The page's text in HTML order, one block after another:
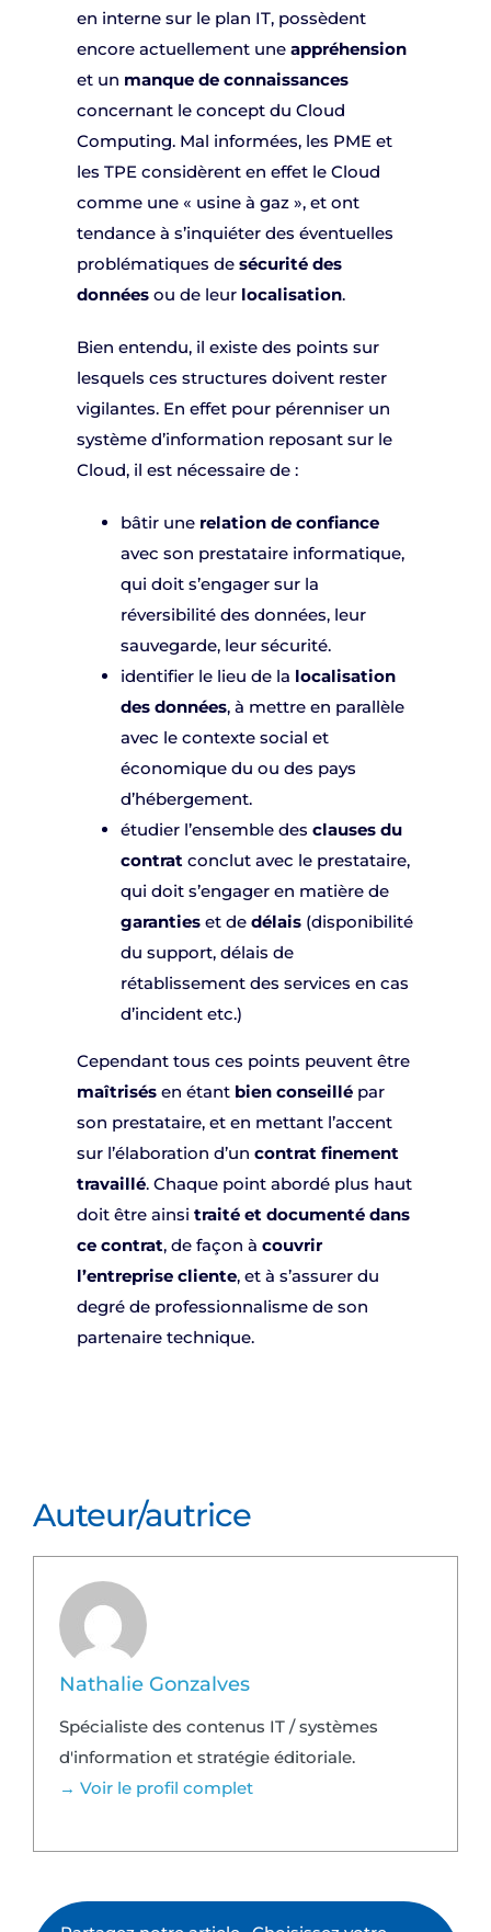
en interne sur le plan IT, possèdent
encore actuellement uneappréhension
et un manque de connaissances
concernant le concept du Cloud
Computing. Mal informées, les PME et
les TPE considèrent en effet le Cloud
comme une « usine à gaz », et ont
tendance à s’inquiéter des éventuelles
problématiques desécurité des
donnéesou de leur localisation.
Bien entendu, il existe des points sur
lesquels ces structures doivent rester
vigilantes. En effet pour pérenniser un
système d’information reposant sur le
Cloud, il est nécessaire de :
bâtir une relation de confiance
avec son prestataire informatique,
qui doit s’engager sur la
réversibilité des données, leur
sauvegarde, leur sécurité.
identifier le lieu de la localisation
des données, à mettre en parallèle
avec le contexte social et
économique du ou des pays
d’hébergement.
étudier l’ensemble des clauses du
contratconclut avec le prestataire,
qui doit s’engager en matière de
garantieset dedélais(disponibilité
du support, délais de
rétablissement des services en cas
d’incident etc.)
Cependant tous ces points peuvent être
maîtrisésen étant bien conseillépar
son prestataire, et en mettant l’accent
sur l’élaboration d’un contrat finement
travaillé. Chaque point abordé plus haut
doit être ainsi traité et documenté dans
ce contrat, de façon à couvrir
l’entreprise cliente, et à s’assurer du
degré de professionnalisme de son
partenaire technique.
Auteur/autrice
Nathalie Gonzalves
Spécialiste des contenus IT / systèmes
d'information et stratégie éditoriale.
→ Voir le profil complet